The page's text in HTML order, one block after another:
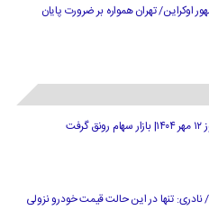
اوکراین/ تهران همواره بر ضرورت پایان
نادری: تنها در این حالت قیمت خودرو نزولی